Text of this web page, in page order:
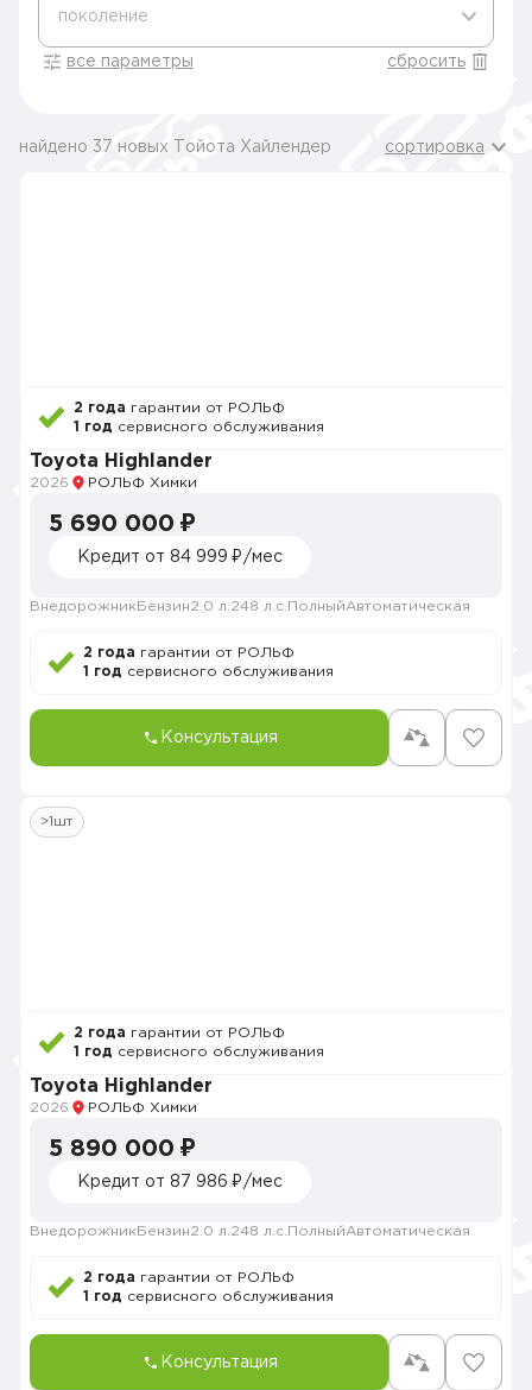
поколение
все параметры сбросить
найдено 37 новых Тойота Хайлендер сортировка
2 года гарантии от РОЛЬФ
1 год сервисного обслуживания
Toyota Highlander
2026 РОЛЬФ Химки
5 690 000 ₽
Кредит от 84 999 ₽/мес
Внедорожник Бензин2.0 л. 248 л.с. ПолныйАвтоматическая
2 года гарантии от РОЛЬФ
1 год сервисного обслуживания
Консультация
>1шт
2 года гарантии от РОЛЬФ
1 год сервисного обслуживания
Toyota Highlander
2026 РОЛЬФ Химки
5 890 000 ₽
Кредит от 87 986 ₽/мес
Внедорожник Бензин2.0 л. 248 л.с. ПолныйАвтоматическая
2 года гарантии от РОЛЬФ
1 год сервисного обслуживания
Консультация